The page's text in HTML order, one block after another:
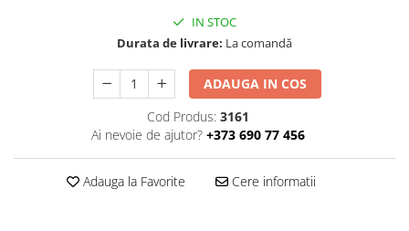
IN STOC
Durata de livrare: La comandă
ADAUGA IN COS
Cod Produs: 3161
Ai nevoie de ajutor? +373 690 77 456
Adauga la Favorite Cere informatii